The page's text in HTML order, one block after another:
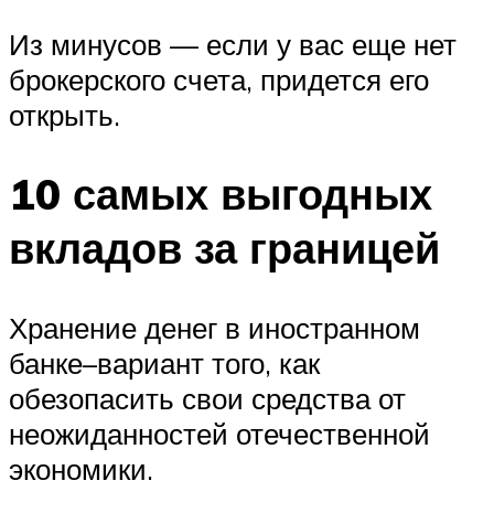
Из минусов — если у вас еще нет
брокерского счета, придется его
открыть.
10 самых выгодных
вкладов за границей
Хранение денег в иностранном
банке–вариант того, как
обезопасить свои средства от
неожиданностей отечественной
экономики.